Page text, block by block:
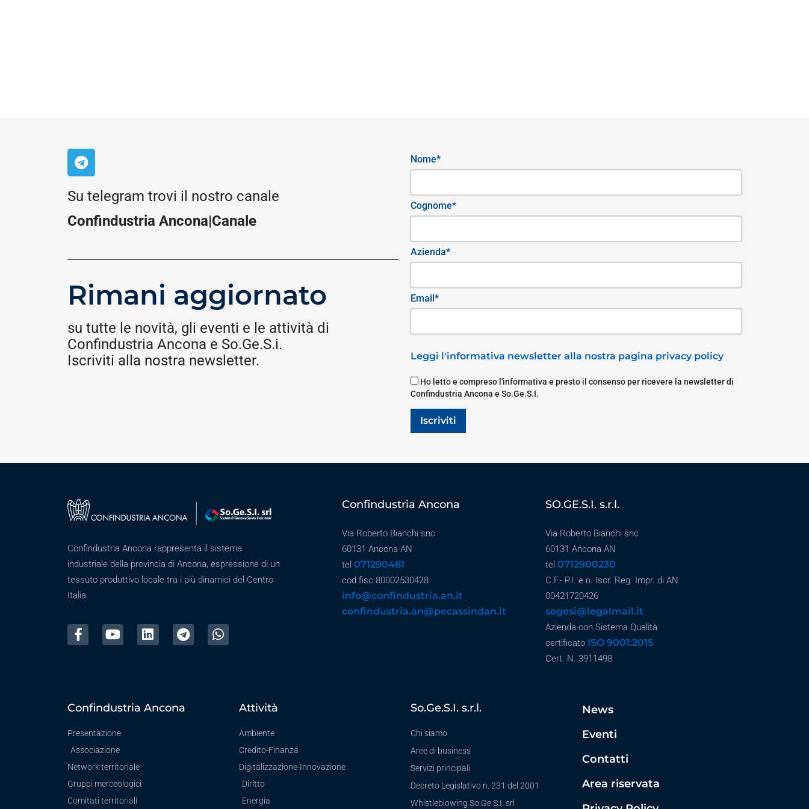
Su telegram trovi il nostro canale
Confindustria Ancona|Canale
Rimani aggiornato
su tutte le novità, gli eventi e le attività di
Confindustria Ancona e So.Ge.S.i.
Iscriviti alla nostra newsletter.
Nome*
Cognome*
Azienda*
Email*
Leggi l'informativa newsletter alla nostra pagina privacy policy
Ho letto e compreso l'informativa e presto il consenso per ricevere la newsletter di
Confindustria Ancona e So.Ge.S.I.
Iscriviti
Confindustria Ancona rappresenta il sistema
industriale della provincia di Ancona, espressione di un
tessuto produttivo locale tra i più dinamici del Centro
Italia.
Confindustria Ancona
Via Roberto Bianchi snc
60131 Ancona AN
tel 071290481
cod fisc 80002530428
info@confindustria.an.it
confindustria.an@pecassindan.it
SO.GE.S.I. s.r.l.
Via Roberto Bianchi snc
60131 Ancona AN
tel 0712900230
C.F.- P.I. e n. Iscr. Reg. Impr. di AN
00421720426
sogesi@legalmail.it
Azienda con Sistema Qualità
certificato ISO 9001:2015
Cert. N. 3911498
Confindustria Ancona
Presentazione
Associazione
Network territoriale
Gruppi merceologici
Comitati territoriali
Attività
Ambiente
Credito-Finanza
Digitalizzazione-Innovazione
Diritto
Energia
So.Ge.S.I. s.r.l.
Chi siamo
Aree di business
Servizi principali
Decreto Legislativo n. 231 del 2001
Whistleblowing So.Ge.S.I. srl
News
Eventi
Contatti
Area riservata